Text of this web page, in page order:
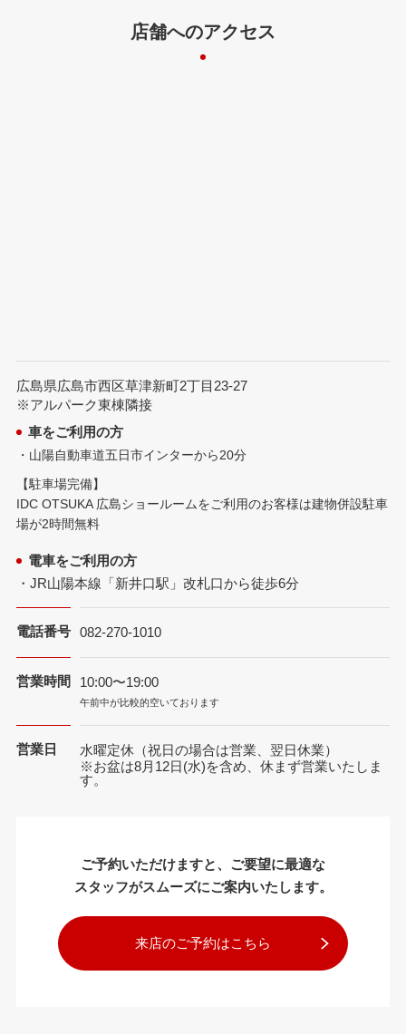
店舗へのアクセス
広島県広島市西区草津新町2丁目23-27
※アルパーク東棟隣接
車をご利用の方
・山陽自動車道五日市インターから20分
【駐車場完備】
IDC OTSUKA 広島ショールームをご利用のお客様は建物併設駐車
場が2時間無料
電車をご利用の方
・JR山陽本線「新井口駅」改札口から徒歩6分
電話番号 082-270-1010
営業時間 10:00〜19:00
午前中が比較的空いております
営業日
水曜定休（祝日の場合は営業、翌日休業）
※お盆は8月12日(水)を含め、休まず営業いたしま
す。
ご予約いただけますと、ご要望に最適な
スタッフがスムーズにご案内いたします。
来店のご予約はこちら